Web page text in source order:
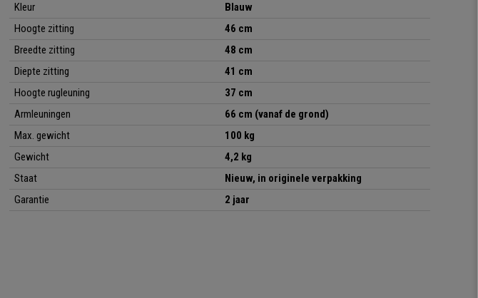
Kleur
Blauw
Hoogte zitting
46 cm
Breedte zitting
48 cm
Diepte zitting
41 cm
Hoogte rugleuning
37 cm
Armleuningen
66 cm (vanaf de grond)
Max. gewicht
100 kg
Gewicht
4,2 kg
Staat
Nieuw, in originele verpakking
Garantie
2 jaar